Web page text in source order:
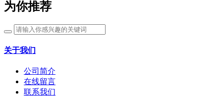
为你推荐
关于我们
公司简介
在线留言
联系我们